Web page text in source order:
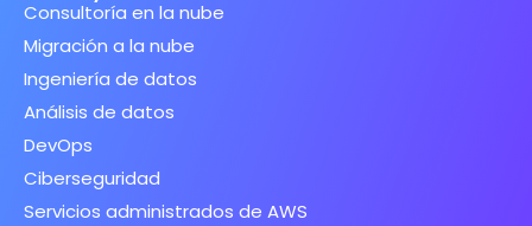
Consultoría en la nube
Migración a la nube
Ingeniería de datos
Análisis de datos
DevOps
Ciberseguridad
Servicios administrados de AWS